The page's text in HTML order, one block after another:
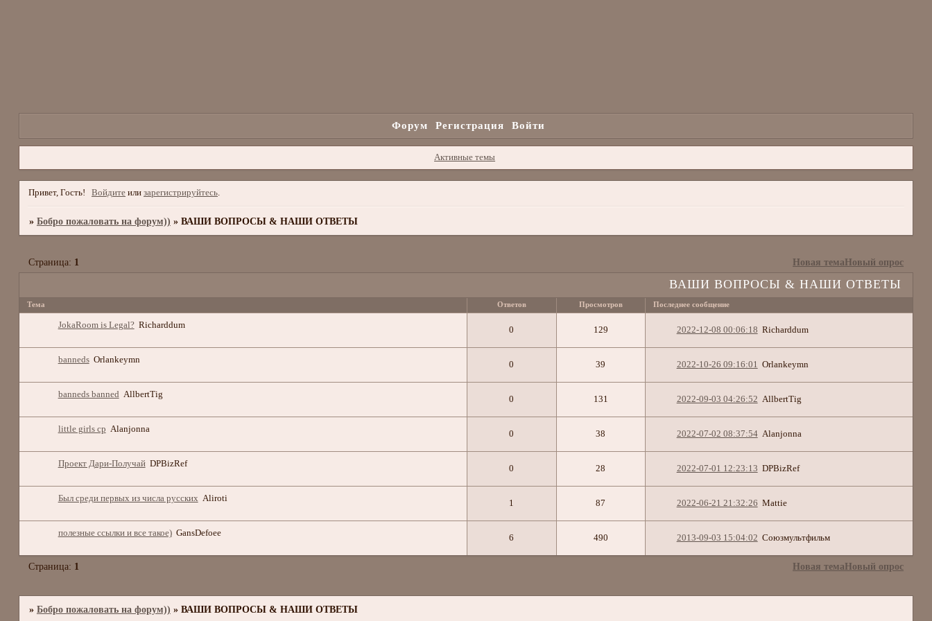
Форум Регистрация Войти
Активные темы
Привет, Гость! Войдите или зарегистрируйтесь
» Бобро пожаловать на форум)) » ВАШИ ВОПРОСЫ & НАШИ ОТВЕТЫ
ВАШИ ВОПРОСЫ & НАШИ ОТВЕТЫ
Страница: 1 Новая темаНовый опрос
Тема Ответов Просмотров Последнее сообщение
JokaRoom is Legal? Richarddum 0 129 2022-12-08 00:06:18 Richarddum
banneds Orlankeymn 0 39 2022-10-26 09:16:01 Orlankeymn
banneds banned AllbertTig 0 131 2022-09-03 04:26:52 AllbertTig
little girls cp Alanjonna 0 38 2022-07-02 08:37:54 Alanjonna
Проект Дари-Получай DPBizRef 0 28 2022-07-01 12:23:13 DPBizRef
Был среди первых из числа русских Aliroti 1 87 2022-06-21 21:32:26 Mattie
полезные ссылки и все такое) GansDefoee 6 490 2013-09-03 15:04:02 Союзмультфильм
Новая темаНовый опрос
Страница: 1
» Бобро пожаловать на форум)) » ВАШИ ВОПРОСЫ & НАШИ ОТВЕТЫ